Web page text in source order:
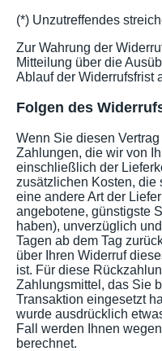
(*) Unzutreffendes
Zur Wahrung der
Mitteilung über die
Ablauf der Widerrufsfrist
Folgen des
Wenn Sie diesen
Zahlungen, die wir von
einschließlich der
zusätzlichen Kosten, die
eine andere Art der
angebotene, günstigste
haben), unverzüglich
Tagen ab dem Tag
über Ihren Widerruf
ist. Für diese
Zahlungsmittel, das Sie
Transaktion eingesetzt
wurde ausdrücklich
Fall werden Ihnen
berechnet.